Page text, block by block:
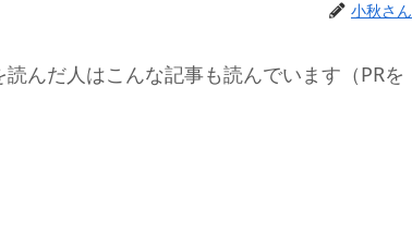
小秋さん
読んだ人はこんな記事も読んでいます（PRを